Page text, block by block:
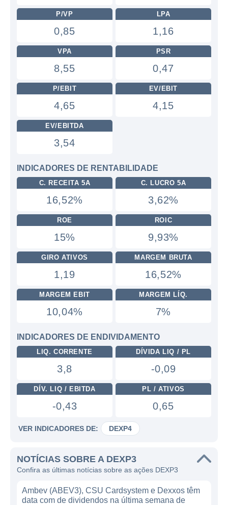
P/VP
0,85
LPA
1,16
VPA
8,55
PSR
0,47
P/EBIT
4,65
EV/EBIT
4,15
EV/EBITDA
3,54
INDICADORES DE RENTABILIDADE
C. RECEITA 5A
16,52%
C. LUCRO 5A
3,62%
ROE
15%
ROIC
9,93%
GIRO ATIVOS
1,19
MARGEM BRUTA
16,52%
MARGEM EBIT
10,04%
MARGEM LÍQ.
7%
INDICADORES DE ENDIVIDAMENTO
LIQ. CORRENTE
3,8
DÍVIDA LIQ / PL
-0,09
DÍV. LIQ / EBITDA
-0,43
PL / ATIVOS
0,65
VER INDICADORES DE: DEXP4
NOTÍCIAS SOBRE A DEXP3
Confira as últimas notícias sobre as ações DEXP3
Ambev (ABEV3), CSU Cardsystem e Dexxos têm
data com de dividendos na última semana de